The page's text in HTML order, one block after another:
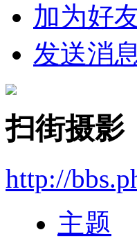
加为好
发送消
扫街摄影
http://
主题